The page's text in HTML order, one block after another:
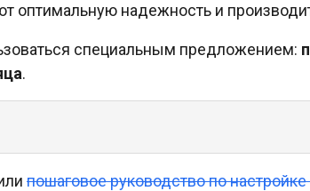
оптимальную надежность и
специальным предложением:
.
пошаговое руководство по настройке